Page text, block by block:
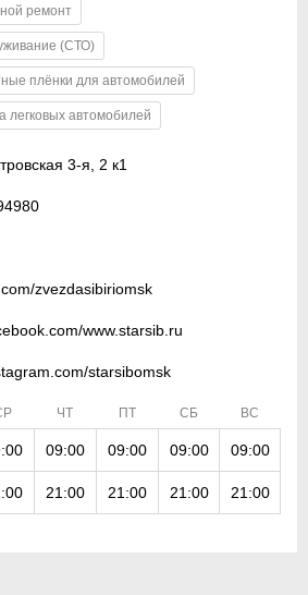
ремонт
(СТО)
плёнки для автомобилей
легковых автомобилей
3-я, 2 к1
zvezdasibiriomsk
www.starsib.ru
starsibomsk
ЧТ ПТ СБ ВС
09:00 09:00 09:00 09:00
21:00 21:00 21:00 21:00